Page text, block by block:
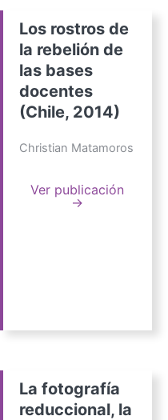
Los rostros de
la rebelión de
las bases
docentes
(Chile, 2014)
Christian Matamoros
Ver publicación
→
La fotografía
reduccional, la